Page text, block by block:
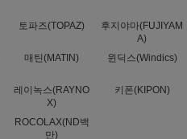
토파즈(TOPAZ)
후지야마(FUJIYAM
A)
매틴(MATIN) 윈딕스(Windics)
레이녹스(RAYNO
X)
키폰(KIPON)
ROCOLAX(ND백
만)